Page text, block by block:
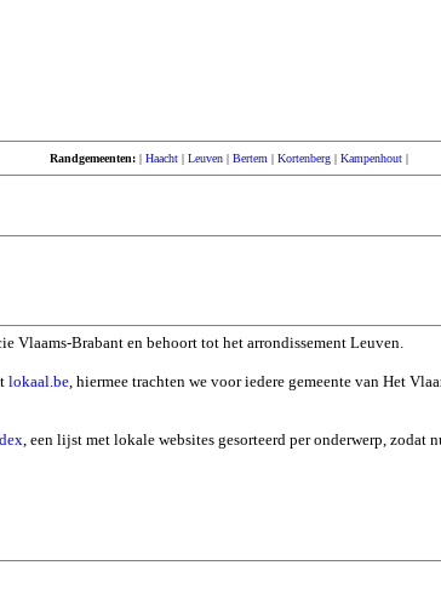
Randgemeenten: | Haacht | Leuven | Bertem | Kortenberg | Kampenhout |
Vlaams-Brabant en behoort tot het arrondissement Leuven.
lokaal.be, hiermee trachten we voor iedere gemeente van Het
, een lijst met lokale websites gesorteerd per onderwerp,